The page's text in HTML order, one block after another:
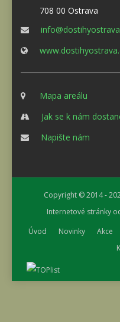
708 00 Ostrava
Mapa areálu
Jak se k nám
Napište nám
Copyright © 2014 -
Internetové stránky
Úvod
Novinky Akce